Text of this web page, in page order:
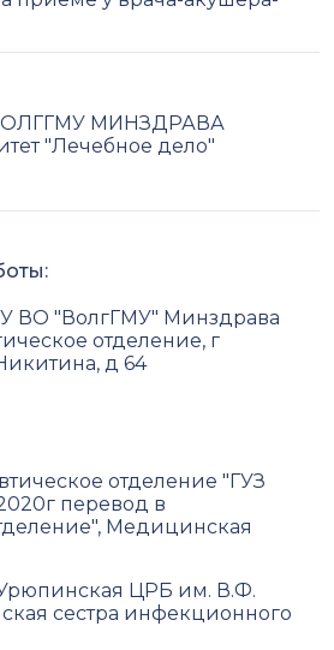
МИНЗДРАВА
"Лечебное дело"
ВО "ВолгГМУ" Минздрава
отделение, г
д 64
отделение "ГУЗ
перевод в
Медицинская
ЦРБ им. В.Ф.
сестра инфекционного